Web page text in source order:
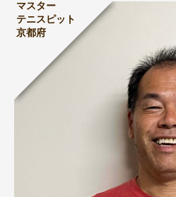
マスター
テニスピット
京都府